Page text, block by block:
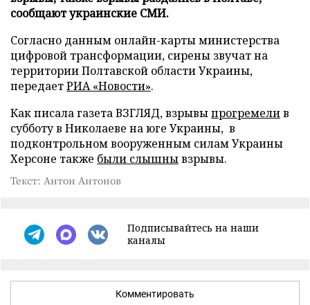
сообщают украинские СМИ.
Согласно данным онлайн-карты министерства
цифровой трансформации, сирены звучат на
территории Полтавской области Украины,
передаетРИА «Новости».
Как писала газета ВЗГЛЯД, взрывыпрогремелив
субботу в Николаеве на юге Украины, в
подконтрольном вооруженным силам Украины
Херсоне также были слышнывзрывы.
Текст: Антон Антонов
Подписывайтесь на наши
каналы
Комментировать